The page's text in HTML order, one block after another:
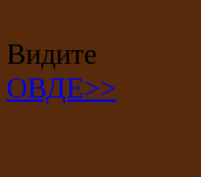
Видите
ОВДЕ>>